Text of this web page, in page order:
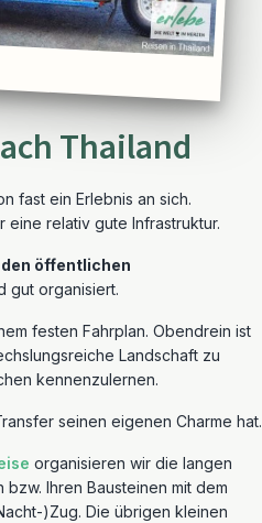
Thailand
fast ein Erlebnis an sich.
relativ gute Infrastruktur.
öffentlichen
gut organisiert.
festen Fahrplan. Obendrein ist
Landschaft zu
kennenzulernen.
seinen eigenen Charme hat.
organisieren wir die langen
Ihren Bausteinen mit dem
)Zug. Die übrigen kleinen